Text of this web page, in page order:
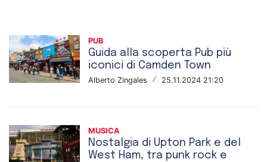
PUB
Guida alla scoperta Pub più
iconici di Camden Town
Alberto Zingales / 25.11.2024 21:20
MUSICA
Nostalgia di Upton Park e del
West Ham, tra punk rock e